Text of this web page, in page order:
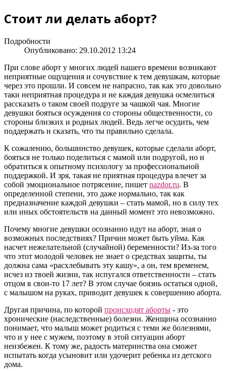
Стоит ли делать аборт?
Подробности
Опубликовано: 29.10.2012 13:24
При слове аборт у многих людей нашего времени возникают
неприятные ощущения и сочувствие к тем девушкам, которые
через это прошли. И совсем не напрасно, так как это довольно
таки неприятная процедура и не каждая девушка осмелиться
рассказать о таком своей подруге за чашкой чая. Многие
девушки бояться осуждения со стороны общественности, со
стороны близких и родных людей. Ведь легче осудить, чем
поддержать и сказать, что ты правильно сделала.
К сожалению, большинство девушек, которые сделали аборт,
бояться не только поделиться с мамой или подругой, но и
обратиться к опытному психологу за профессиональной
поддержкой. И зря, такая не приятная процедура влечет за
собой эмоциональное потрясение, пишет nazdor.ru. В
определенной степени, это даже нормально, так как
предназначение каждой девушки – стать мамой, но в силу тех
или иных обстоятельств на данный момент это невозможно.
Почему многие девушки осознанно идут на аборт, зная о
возможных последствиях? Причин может быть уйма. Как
насчет нежелательной (случайной) беременности? Из-за того
что этот молодой человек не знает о средствах защиты, ты
должна сама «расхлебывать эту кашу», а он, тем временем,
исчез из твоей жизни, так испугался ответственности – стать
отцом в свои-то 17 лет? В этом случае боязнь остаться одной,
с малышом на руках, приводит девушек к совершению аборта.
Другая причина, по которой происходят аборты - это
хронические (наследственные) болезни. Женщина осознанно
понимает, что малыш может родиться с теми же болезнями,
что и у нее с мужем, поэтому в этой ситуации аборт
неизбежен. К тому же, радость материнства она сможет
испытать когда усыновит или удочерит ребенка из детского
дома.